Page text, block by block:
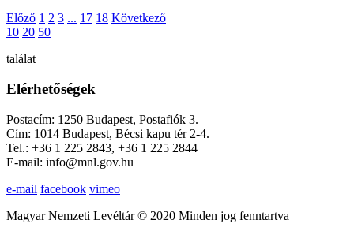
Előző 1 2 3 ... 17 18 Következő
10 20 50
találat
Elérhetőségek
Postacím: 1250 Budapest, Postafiók 3.
Cím: 1014 Budapest, Bécsi kapu tér 2-4.
Tel.: +36 1 225 2843, +36 1 225 2844
E-mail: info@mnl.gov.hu
e-mail facebook vimeo
Magyar Nemzeti Levéltár © 2020 Minden jog fenntartva